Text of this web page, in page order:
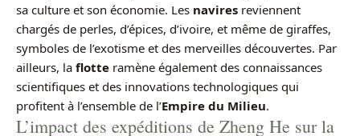
sa culture et son économie. Les navires reviennent
chargés de perles, d’épices, d’ivoire, et même de giraffes,
symboles de l’exotisme et des merveilles découvertes. Par
ailleurs, la flotte ramène également des connaissances
scientifiques et des innovations technologiques qui
profitent à l’ensemble de l’Empire du Milieu.
L’impact des expéditions de Zheng He sur la